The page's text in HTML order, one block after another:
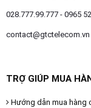
028.777.99.777 - 0965
contact@gtctelecom.vn
TRỢ GIÚP MUA
Hướng dẫn mua hàng